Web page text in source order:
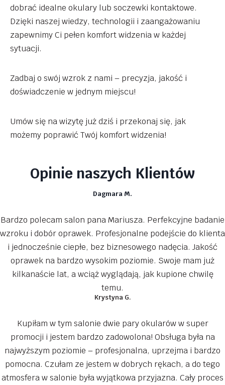
dobrać idealne okulary lub soczewki kontaktowe.
Dzięki naszej wiedzy, technologii i zaangażowaniu
zapewnimy Ci pełen komfort widzenia w każdej
sytuacji.
Zadbaj o swój wzrok z nami – precyzja, jakość i
doświadczenie w jednym miejscu!
Umów się na wizytę już dziś i przekonaj się, jak
możemy poprawić Twój komfort widzenia!
Opinie naszych Klientów
Dagmara M.
Bardzo polecam salon pana Mariusza. Perfekcyjne badanie
wzroku i dobór oprawek. Profesjonalne podejście do klienta
i jednocześnie ciepłe, bez biznesowego nadęcia. Jakość
oprawek na bardzo wysokim poziomie. Swoje mam już
kilkanaście lat, a wciąż wyglądają, jak kupione chwilę
temu.
Krystyna G.
Kupiłam w tym salonie dwie pary okularów w super
promocji i jestem bardzo zadowolona! Obsługa była na
najwyższym poziomie – profesjonalna, uprzejma i bardzo
pomocna. Czułam ze jestem w dobrych rękach, a do tego
atmosfera w salonie była wyjątkowa przyjazna. Cały proces